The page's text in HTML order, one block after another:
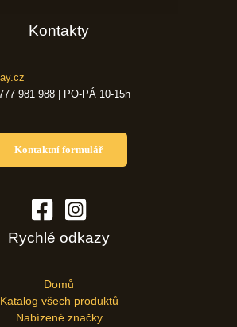
Kontakty
981 988 | PO-PÁ 10-15h
Kontaktní formulář
Rychlé odkazy
Domů
Katalog všech produktů
Nabízené značky